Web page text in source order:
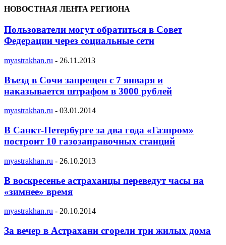
НОВОСТНАЯ ЛЕНТА РЕГИОНА
Пользователи могут обратиться в Совет
Федерации через социальные сети
myastrakhan.ru - 26.11.2013
Въезд в Сочи запрещен с 7 января и
наказывается штрафом в 3000 рублей
myastrakhan.ru - 03.01.2014
В Санкт-Петербурге за два года «Газпром»
построит 10 газозаправочных станций
myastrakhan.ru - 26.10.2013
В воскресенье астраханцы переведут часы на
«зимнее» время
myastrakhan.ru - 20.10.2014
За вечер в Астрахани сгорели три жилых дома